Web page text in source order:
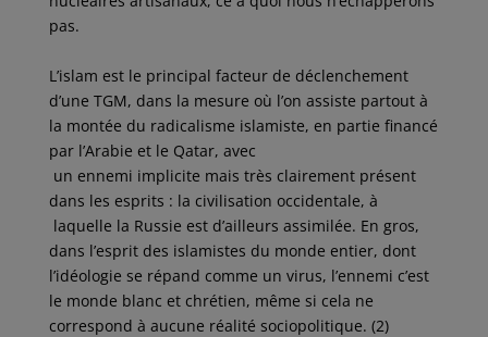
pas.
L’islam est le principal facteur de déclenchement
d’une TGM, dans la mesure où l’on assiste partout à
la montée du radicalisme islamiste, en partie financé
par l’Arabie et le Qatar, avec
un ennemi implicite mais très clairement présent
dans les esprits : la civilisation occidentale, à
laquelle la Russie est d’ailleurs assimilée. En gros,
dans l’esprit des islamistes du monde entier, dont
l’idéologie se répand comme un virus, l’ennemi c’est
le monde blanc et chrétien, même si cela ne
correspond à aucune réalité sociopolitique. (2)